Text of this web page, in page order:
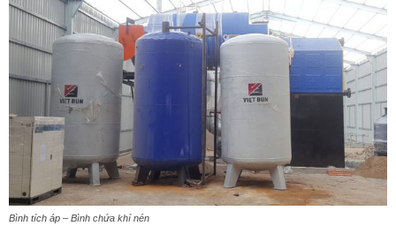
Bình tích áp – Bình chứa khí nén